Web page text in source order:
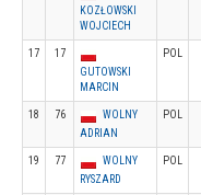
KOZŁOWSKI
WOJCIECH
17
17
GUTOWSKI
MARCIN
POL
18 76
WOLNY
ADRIAN
POL
19 77
WOLNY
RYSZARD
POL